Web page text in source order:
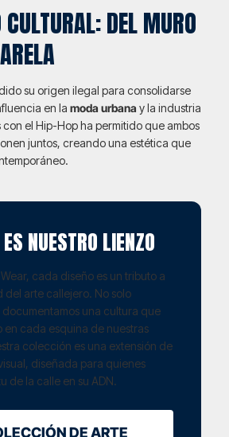
DEL MURO
su origen ilegal para consolidarse
en la moda urbana y la industria
con el Hip-Hop ha permitido que ambos
juntos, creando una estética que
NUESTRO LIENZO
cada diseño es un tributo a
del arte callejero. No solo
documentamos una cultura que
en cada esquina de nuestras
colección es una extensión de
diseñada para quienes
de la calle en su ADN.
DE ARTE